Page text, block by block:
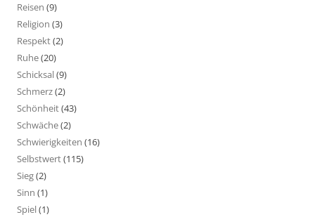
Reisen (9)
Religion (3)
Respekt(2)
Ruhe(20)
Schicksal(9)
Schmerz(2)
Schönheit(43)
Schwäche(2)
Schwierigkeiten (16)
Selbstwert(115)
Sieg(2)
Sinn (1)
Spiel(1)